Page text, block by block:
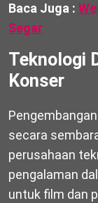
Baca Juga :
Segar
Teknologi
Konser
secara
perusahaan
pengalaman
untuk film dan